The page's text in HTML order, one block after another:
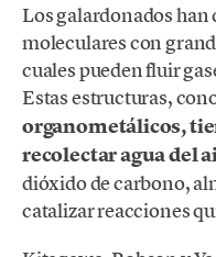
Los galardonados
moleculares con
cuales pueden fluir
Estas estructuras,
organometálicos,
recolectar agua del
dióxido de carbono,
catalizar reacciones